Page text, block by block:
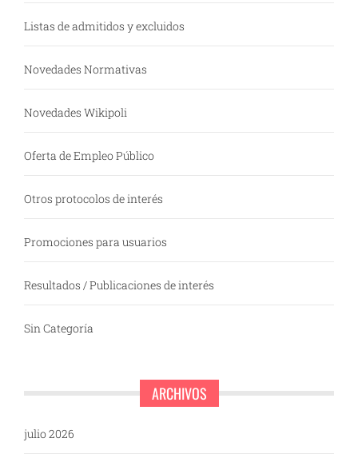
Listas de admitidos y excluidos
Novedades Normativas
Novedades Wikipoli
Oferta de Empleo Público
Otros protocolos de interés
Promociones para usuarios
Resultados / Publicaciones de interés
Sin Categoría
ARCHIVOS
julio 2026